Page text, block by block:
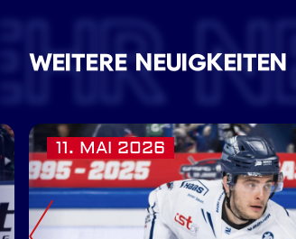
WEITERE NEUIGKEITEN
11. MAI 2026